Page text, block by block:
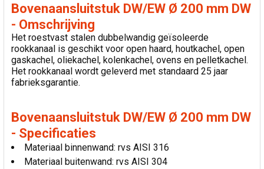
VOEG
GESELECTEERDE
TOE AAN
WINKELWAGEN
Bovenaansluitstuk DW/EW Ø 200 mm DW
- Omschrijving
Het roestvast stalen dubbelwandig geïsoleerde
rookkanaal is geschikt voor open haard, houtkachel, open
gaskachel, oliekachel, kolenkachel, ovens en pelletkachel.
Het rookkanaal wordt geleverd met standaard 25 jaar
fabrieksgarantie.
Bovenaansluitstuk DW/EW Ø 200 mm DW
- Specificaties
Materiaal binnenwand: rvs AISI 316
Materiaal buitenwand: rvs AISI 304